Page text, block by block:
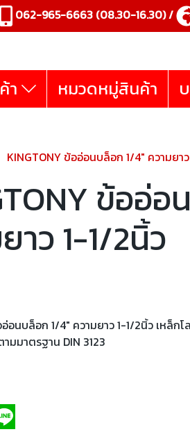
062-965-6663 (08.30-16.30) /
า หมวดหมู่สินค้า
KINGTONY ข้ออ่อนบล็อก 1/4" ความยา
ข้ออ่
าว 1-1/2นิ้ว
อ่อนบล็อก 1/4" ความยาว 1-1/2นิ้ว เหล็ก
มมาตรฐาน DIN 3123